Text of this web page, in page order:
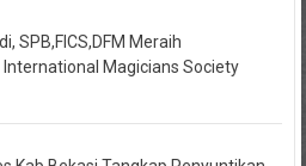
SPB,FICS,DFM Meraih
Magicians Society